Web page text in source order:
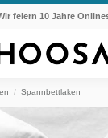
feiern 10 Jahre
Spannbettlaken